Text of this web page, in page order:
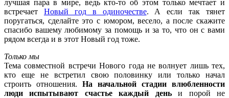
лучшая пара в мире, ведь кто-то об этом только мечтает и
встречает Новый год в одиночестве. А если так тянет
поругаться, сделайте это с юмором, весело, а после скажите
спасибо вашему любимому за помощь и за то, что он с вами
рядом всегда и в этот Новый год тоже.
Только мы
Тема совместной встречи Нового года не волнует лишь тех,
кто еще не встретил свою половинку или только начал
строить отношения. На начальной стадии влюбленности
люди испытывают счастье каждый деньи порой не